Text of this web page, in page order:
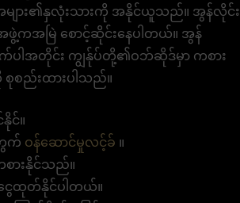
များ၏နှလုံးသားကို အနိုင်ယူသည်။ အွန်လိုင်း
အဖွဲ့ကအမြဲ စောင့်ဆိုင်းနေပါတယ်။ အွန်
က်ပါအတိုင်း ကျွန်ုပ်တို့၏ဝဘ်ဆိုဒ်မှာ ကစား
စုစည်းထားပါသည်။
င်။
တွက် ဝန်ဆောင်မှုလင့်ခ် ။
စားနိုင်သည်။
ငွေထုတ်နိုင်ပါတယ်။